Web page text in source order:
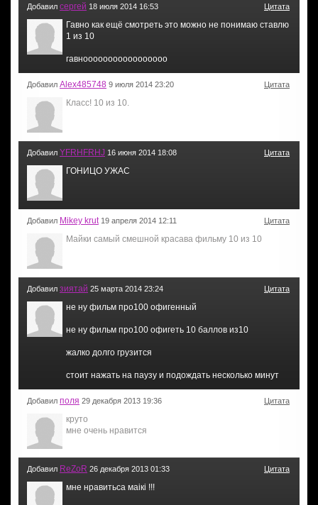
Добавил сергей 18 июля 2014 16:53 Цитата
Гавно как ещё смотреть это можно не понимаю ставлю
1 из 10
гавнооооооооооооооооо
Добавил Alex485748 9 июля 2014 23:20 Цитата
Класс! 10 из 10.
Добавил YFRHFRHJ 16 июня 2014 18:08 Цитата
ГОНИЦО УЖАС
Добавил Mikey krut 19 апреля 2014 12:11 Цитата
Майки самый смешной красава фильму 10 из 10
Добавил зиятай 25 марта 2014 23:24 Цитата
не ну фильм про100 офигенный
не ну фильм про100 офигеть 10 баллов из10
жалко долго грузится
стоит нажать на паузу и подождать несколько минут
Добавил поля 29 декабря 2013 19:36 Цитата
круто
мне очень нравится
Добавил ReZoR 26 декабря 2013 01:33 Цитата
мне нравитьса маікі !!!